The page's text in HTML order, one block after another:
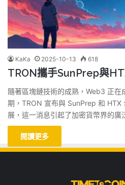
KaKa 2025-10-13 618
TRON攜手SunPrep與
隨著區塊鏈技術的成熟，Web3 正在
期，TRON 宣布與 SunPrep 和 HTX
展，這一消息引起了加密貨幣界的廣
閱讀更多